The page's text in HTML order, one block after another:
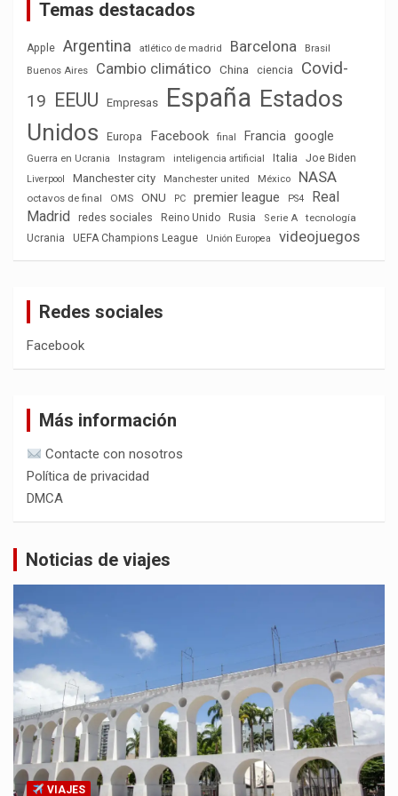
Temas destacados
Apple Argentina atlético de madrid Barcelona Brasil
Buenos Aires Cambio climático China ciencia
Covid-
19 EEUU Empresas España Estados
Unidos
Europa Facebook final Francia google
Guerra en Ucrania Instagram inteligencia artificial Italia Joe Biden
Liverpool Manchester city Manchester united México NASA
octavos de final OMS ONU PC premier league PS4
Real
Madrid
redes sociales Reino Unido Rusia Serie A
tecnología
Ucrania
UEFA Champions League Unión Europea videojuegos
Redes sociales
Facebook
Más información
Contacte con nosotros
Política de privacidad
DMCA
Noticias de viajes
VIAJES